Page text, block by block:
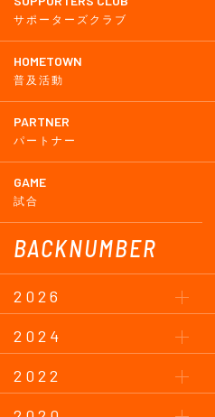
サポーターズクラブ
HOMETOWN
普及活動
PARTNER
パートナー
GAME
試合
BACKNUMBER
2026
2024
2022